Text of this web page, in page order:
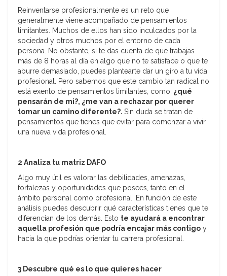
Reinventarse profesionalmente es un reto que
generalmente viene acompañado de pensamientos
limitantes. Muchos de ellos han sido inculcados por la
sociedad y otros muchos por el entorno de cada
persona. No obstante, si te das cuenta de que trabajas
más de 8 horas al día en algo que no te satisface o que te
aburre demasiado, puedes plantearte dar un giro a tu vida
profesional. Pero sabemos que este cambio tan radical no
está exento de pensamientos limitantes, como: ¿qué
pensarán de mi?, ¿me van a rechazar por querer
tomar un camino diferente?. Sin duda se tratan de
pensamientos que tienes que evitar para comenzar a vivir
una nueva vida profesional.
2 Analiza tu matriz DAFO
Algo muy útil es valorar las debilidades, amenazas,
fortalezas y oportunidades que posees, tanto en el
ámbito personal como profesional. En función de este
análisis puedes descubrir qué características tienes que te
diferencian de los demás. Esto te ayudará a encontrar
aquella profesión que podría encajar más contigo y
hacia la que podrías orientar tu carrera profesional.
3 Descubre qué es lo que quieres hacer